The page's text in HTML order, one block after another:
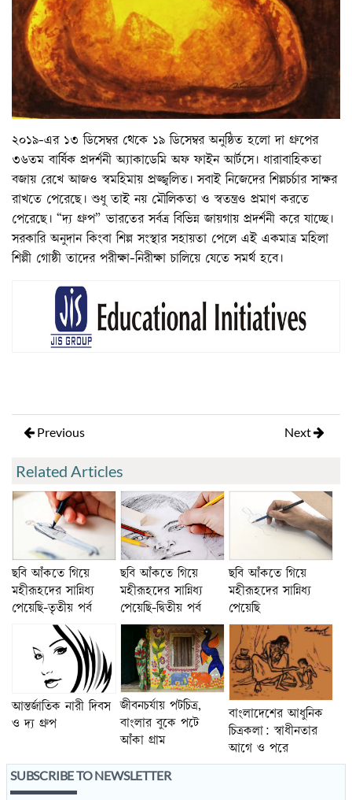
২০১৯-এর ১৩ ডিসেম্বর থেকে ১৯ ডিসেম্বর অনুষ্ঠিত হলো দা গ্রুপের
৩৬তম বার্ষিক প্রদর্শনী অ্যাকাডেমি অফ ফাইন আর্টসে। ধারাবাহিকতা
বজায় রেখে আজও স্বমহিমায় প্রজ্জ্বলিত। সবাই নিজেদের শিল্পচর্চার সাক্ষর
রাখতে পেরেছে। শুধু তাই নয় মৌলিকতা ও স্বতন্ত্রও প্রমাণ করতে
পেরেছে। “দ্য গ্রুপ” ভারতের সর্বত্র বিভিন্ন জায়গায় প্রদর্শনী করে যাচ্ছে।
সরকারি অনুদান কিংবা শিল্প সংস্থার সহায়তা পেলে এই একমাত্র মহিলা
শিল্পী গোষ্ঠী তাদের পরীক্ষা-নিরীক্ষা চালিয়ে যেতে সমর্থ হবে।
Previous Next
Related Articles
ছবি আঁকতে গিয়ে
মহীরূহদের সান্নিধ্য
পেয়েছি-তৃতীয় পর্ব
ছবি আঁকতে গিয়ে
মহীরূহদের সান্নিধ্য
পেয়েছি-দ্বিতীয় পর্ব
ছবি আঁকতে গিয়ে
মহীরূহদের সান্নিধ্য
পেয়েছি
আন্তর্জাতিক নারী দিবস
ও দ্য গ্রুপ
জীবনচর্যায় পটচিত্র,
বাংলার বুকে পটে
আঁকা গ্রাম
বাংলাদেশের আধুনিক
চিত্রকলা: স্বাধীনতার
আগে ও পরে
SUBSCRIBE TO NEWSLETTER